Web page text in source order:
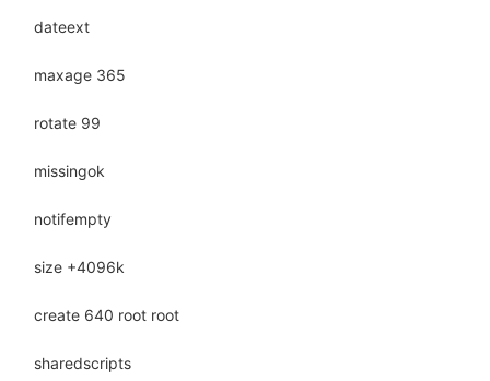
dateext
maxage 365
rotate 99
missingok
notifempty
size +4096k
create 640 root root
sharedscripts